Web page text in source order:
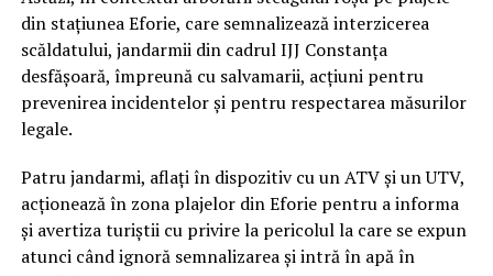
din stațiunea Eforie, care semnalizează interzicerea
scăldatului, jandarmii din cadrul IJJ Constanța
desfășoară, împreună cu salvamarii, acțiuni pentru
prevenirea incidentelor și pentru respectarea măsurilor
legale.
Patru jandarmi, aflați în dispozitiv cu un ATV și un UTV,
acționează în zona plajelor din Eforie pentru a informa
și avertiza turiștii cu privire la pericolul la care se expun
atunci când ignoră semnalizarea și intră în apă în